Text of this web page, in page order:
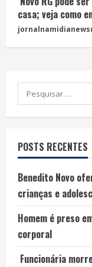
casa; veja como
POSTS RECENTES
Benedito Novo
crianças e
Homem é preso
corporal
Funcionária